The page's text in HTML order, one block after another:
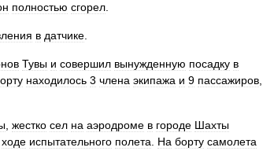
полностью сгорел
в датчике
Тувы и совершил вынужденную посадку в
находилось 3 члена экипажа и 9 пассажиров
жестко сел на аэродроме в городе Шахты
ходе испытательного полета На борту самолета